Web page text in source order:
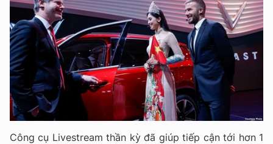
Công cụ Livestream thần kỳ đã giúp tiếp cận tới hơn 1